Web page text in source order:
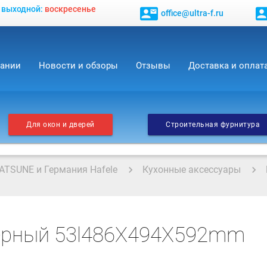
выходной: воскресенье contact_mail office@ultra-f.ru
Новости и обзоры Отзывы Доставка и
Для окон и дверей Строительная фурнитура
и Германия Hafele Кухонные аксессуары
53l486X494X592mm